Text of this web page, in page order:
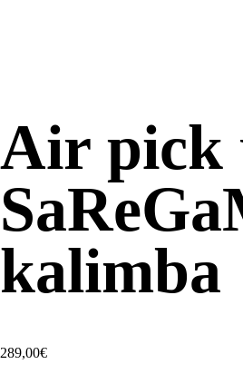
Air pick
kalimba
289,00€